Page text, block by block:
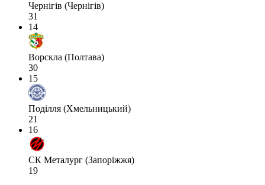
Чернігів (Чернігів)
31
14
Ворскла (Полтава)
30
15
Поділля (Хмельницький)
21
16
СК Металург (Запоріжжя)
19